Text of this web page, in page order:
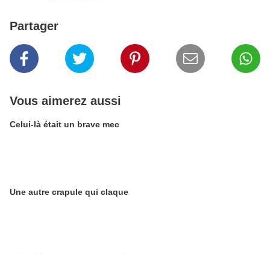
Partager
Vous aimerez aussi
Celui-là était un brave mec
Une autre crapule qui claque